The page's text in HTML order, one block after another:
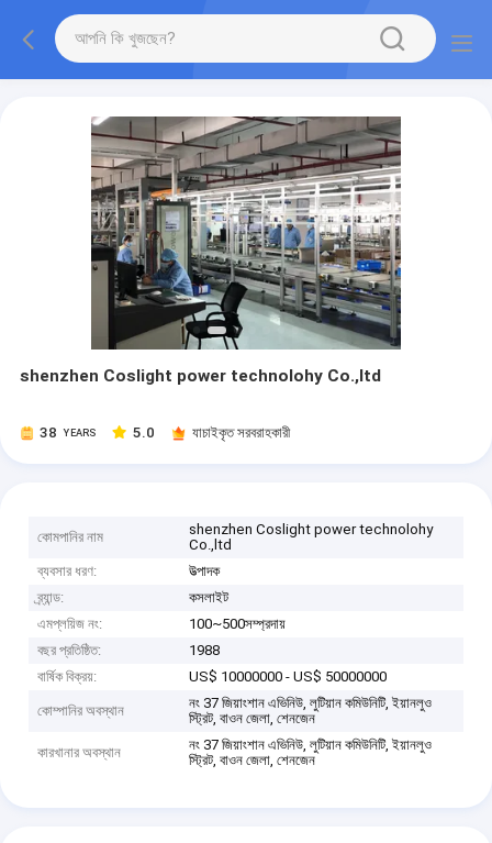
shenzhen Coslight power technolohy Co.,ltd
38 YEARS 5.0 যাচাইকৃত সরবরাহকারী
কোমপানির নাম
shenzhen Coslight power technolohy
Co.,ltd
ব্যবসার ধরণ:
উত্পাদক
ব্র্যান্ড:
কসলাইট
এমপ্লয়িজ নং:
100~500সম্প্রদায়
বছর প্রতিষ্ঠিত:
1988
বার্ষিক বিক্রয়:
US$ 10000000 - US$ 50000000
কোম্পানির অবস্থান
নং 37 জিয়াংশান এভিনিউ, লুটিয়ান কমিউনিটি, ইয়ানলুও
স্ট্রিট, বাওন জেলা, শেনজেন
কারখানার অবস্থান
নং 37 জিয়াংশান এভিনিউ, লুটিয়ান কমিউনিটি, ইয়ানলুও
স্ট্রিট, বাওন জেলা, শেনজেন